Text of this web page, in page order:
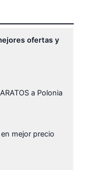
ofertas y
a Polonia
en mejor precio